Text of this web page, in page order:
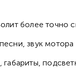
более точно
звук мотора